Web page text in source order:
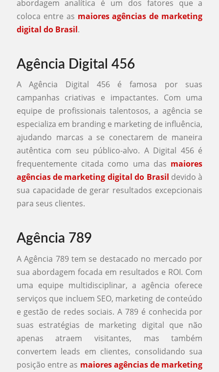
abordagem analítica é um dos fatores que a
coloca entre as maiores agências de marketing
digital do Brasil.
Agência Digital 456
A Agência Digital 456 é famosa por suas
campanhas criativas e impactantes. Com uma
equipe de profissionais talentosos, a agência se
especializa em branding e marketing de influência,
ajudando marcas a se conectarem de maneira
autêntica com seu público-alvo. A Digital 456 é
frequentemente citada como uma das maiores
agências de marketing digital do Brasil devido à
sua capacidade de gerar resultados excepcionais
para seus clientes.
Agência 789
A Agência 789 tem se destacado no mercado por
sua abordagem focada em resultados e ROI. Com
uma equipe multidisciplinar, a agência oferece
serviços que incluem SEO, marketing de conteúdo
e gestão de redes sociais. A 789 é conhecida por
suas estratégias de marketing digital que não
apenas atraem visitantes, mas também
convertem leads em clientes, consolidando sua
posição entre as maiores agências de marketing